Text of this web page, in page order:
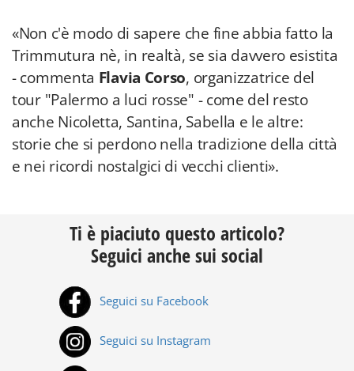
«Non c'è modo di sapere che fine abbia fatto la
Trimmutura nè, in realtà, se sia davvero esistita
- commenta Flavia Corso, organizzatrice del
tour "Palermo a luci rosse" - come del resto
anche Nicoletta, Santina, Sabella e le altre:
storie che si perdono nella tradizione della città
e nei ricordi nostalgici di vecchi clienti».
Ti è piaciuto questo articolo?
Seguici anche sui social
Seguici su Facebook
Seguici su Instagram